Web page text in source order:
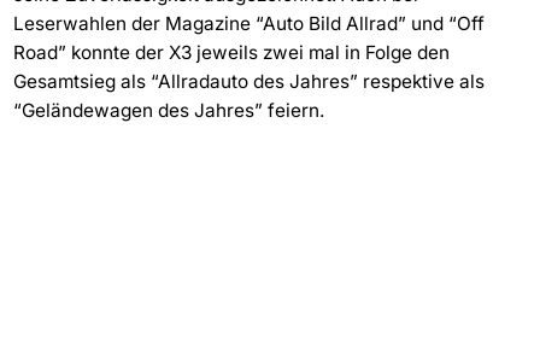
Leserwahlen der Magazine “Auto Bild Allrad” und “Off
Road” konnte der X3 jeweils zwei mal in Folge den
Gesamtsieg als “Allradauto des Jahres” respektive als
“Geländewagen des Jahres” feiern.